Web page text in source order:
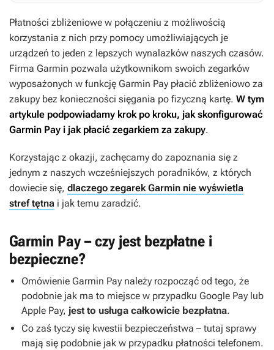
Płatności zbliżeniowe w połączeniu z możliwością
korzystania z nich przy pomocy umożliwiających je
urządzeń to jeden z lepszych wynalazków naszych czasów.
Firma Garmin pozwala użytkownikom swoich zegarków
wyposażonych w funkcję Garmin Pay płacić zbliżeniowo za
zakupy bez konieczności sięgania po fizyczną kartę. W tym
artykule podpowiadamy krok po kroku, jak skonfigurować
Garmin Pay i jak płacić zegarkiem za zakupy.
Korzystając z okazji, zachęcamy do zapoznania się z
jednym z naszych wcześniejszych poradników, z których
dowiecie się, dlaczego zegarek Garmin nie wyświetla
stref tętna i jak temu zaradzić.
Garmin Pay – czy jest bezpłatne i
bezpieczne?
Omówienie Garmin Pay należy rozpocząć od tego, że
podobnie jak ma to miejsce w przypadku Google Pay lub
Apple Pay, jest to usługa całkowicie bezpłatna.
Co zaś tyczy się kwestii bezpieczeństwa – tutaj sprawy
mają się podobnie jak w przypadku płatności telefonem.